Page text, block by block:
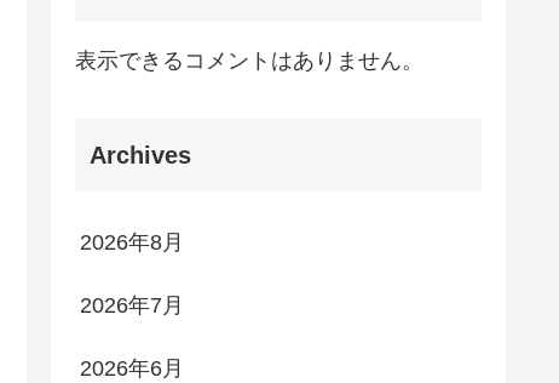
表示できるコメントはありません。
Archives
2026年8月
2026年7月
2026年6月